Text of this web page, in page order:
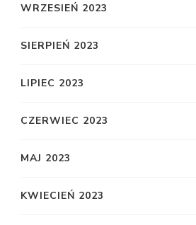
WRZESIEŃ 2023
SIERPIEŃ 2023
LIPIEC 2023
CZERWIEC 2023
MAJ 2023
KWIECIEŃ 2023